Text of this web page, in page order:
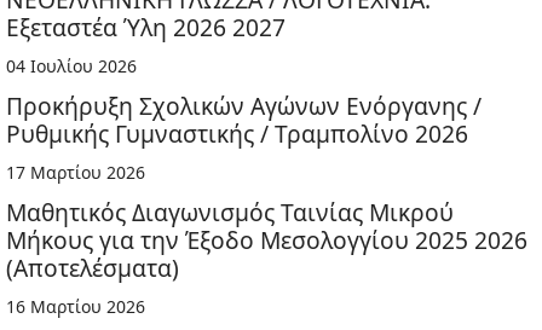
Εξεταστέα Ύλη 2026 2027
04 Ιουλίου 2026
Προκήρυξη Σχολικών Αγώνων Ενόργανης /
Ρυθμικής Γυμναστικής / Τραμπολίνο 2026
17 Μαρτίου 2026
Μαθητικός Διαγωνισμός Ταινίας Μικρού
Μήκους για την Έξοδο Μεσολογγίου 2025 2026
(Αποτελέσματα)
16 Μαρτίου 2026